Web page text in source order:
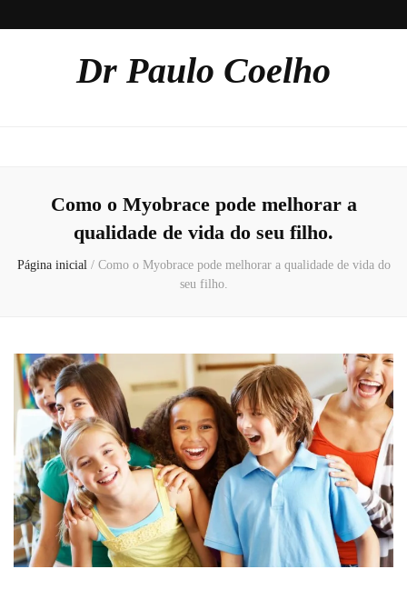
Dr Paulo Coelho
Como o Myobrace pode melhorar a
qualidade de vida do seu filho.
Página inicial / Como o Myobrace pode melhorar a qualidade de vida do
seu filho.